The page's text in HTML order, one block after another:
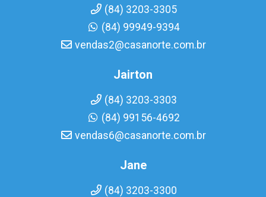
(84) 3203-3305
(84) 99949-9394
vendas2@casanorte.com.br
Jairton
(84) 3203-3303
(84) 99156-4692
vendas6@casanorte.com.br
Jane
(84) 3203-3300